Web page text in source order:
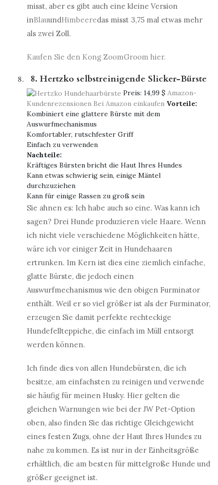
misst, aber es gibt auch eine kleine Version
inBlauundHimbeeredas misst 3,75 mal etwas mehr
als zwei Zoll.
Kaufen Sie den Kong ZoomGroom hier.
8. Hertzko selbstreinigende Slicker-Bürste
Preis: 14,99 $ Amazon-
Kundenrezensionen Bei Amazon einkaufen Vorteile:
Kombiniert eine glattere Bürste mit dem
Auswurfmechanismus
Komfortabler, rutschfester Griff
Einfach zu verwenden
Nachteile:
Kräftiges Bürsten bricht die Haut Ihres Hundes
Kann etwas schwierig sein, einige Mäntel
durchzuziehen
Kann für einige Rassen zu groß sein
Sie ahnen es: Ich habe auch so eine. Was kann ich
sagen? Drei Hunde produzieren viele Haare. Wenn
ich nicht viele verschiedene Möglichkeiten hätte,
wäre ich vor einiger Zeit in Hundehaaren
ertrunken. Im Kern ist dies eine ziemlich einfache,
glatte Bürste, die jedoch einen
Auswurfmechanismus wie den obigen Furminator
enthält. Weil er so viel größer ist als der Furminator,
erzeugen Sie damit perfekte rechteckige
Hundefellteppiche, die einfach im Müll entsorgt
werden können.
Ich finde dies von allen Hundebürsten, die ich
besitze, am einfachsten zu reinigen und verwende
sie häufig für meinen Husky. Hier gelten die
gleichen Warnungen wie bei der JW Pet-Option
oben, also finden Sie das richtige Gleichgewicht
eines festen Zugs, ohne der Haut Ihres Hundes zu
nahe zu kommen. Es ist nur in der Einheitsgröße
erhältlich, die am besten für mittelgroße Hunde und
größer geeignet ist.